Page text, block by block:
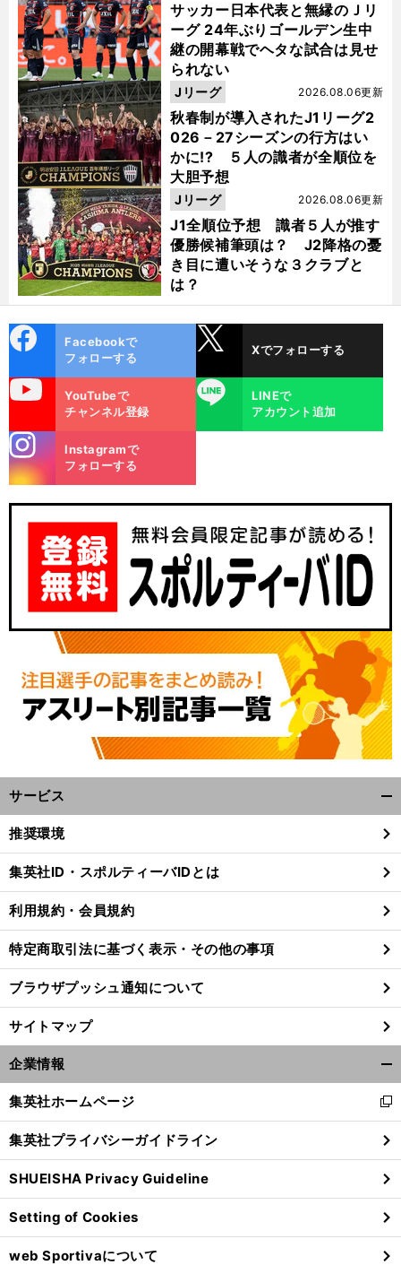
へ
サッカー日本代表と無縁のＪリ
ーグ 24年ぶりゴールデン生中
継の開幕戦でヘタな試合は見せ
られない
秋春制が導入されたJ1リーグ2
026－27シーズンの行方はい
かに!? ５人の識者が全順位を
大胆予想
2026.08.06更新
Jリーグ
J1全順位予想 識者５人が推す
優勝候補筆頭は？ J2降格の憂
き目に遭いそうな３クラブと
は？
2026.08.06更新
Jリーグ
ok
Facebookで
フォローする
Xでフォローする
YouTubeで
チャンネル登録
LINE
LINEで
アカウント追加
m
Instagramで
フォローする
サービス
閉
る
推奨環境
集英社ID・スポルティーバIDとは
利用規約・会員規約
特定商取引法に基づく表示・その他の事項
ブラウザプッシュ通知について
サイトマップ
企業情報
閉
る
集英社ホームページ
新
し
い
ウ
ィ
ン
ド
ウ
で
集英社プライバシーガイドライン
SHUEISHA Privacy Guideline
Setting of Cookies
web Sportivaについて